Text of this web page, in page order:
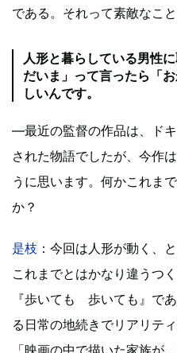
である。それって素敵なこ
人形と暮らしている男性
だいま」って言ったら「
しいんです。
―最近の監督の作品は、ド
された物語でしたが、今作
うに思います。何かこれま
か？
是枝 ：今回は人形が動く、
これまでとはかなり違うつ
『歩いても 歩いても』で
る日常の地続きでリアリテ
「映画の中で描いた家族が